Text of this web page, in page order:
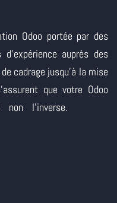
Odoo portée par des
auprès des
cadrage jusqu'à la mise
que votre Odoo
non l'inverse.